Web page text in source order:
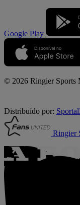
Google Play
© 2026 Ringier Sports
Distribuído por:
Ringier